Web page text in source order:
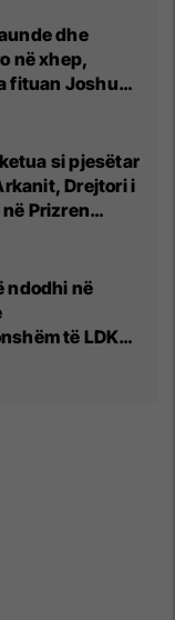
dhe
në xhep,
fituan Joshua
si pjesëtar
Drejtori i
Prizren
ndodhi në
të LDK-